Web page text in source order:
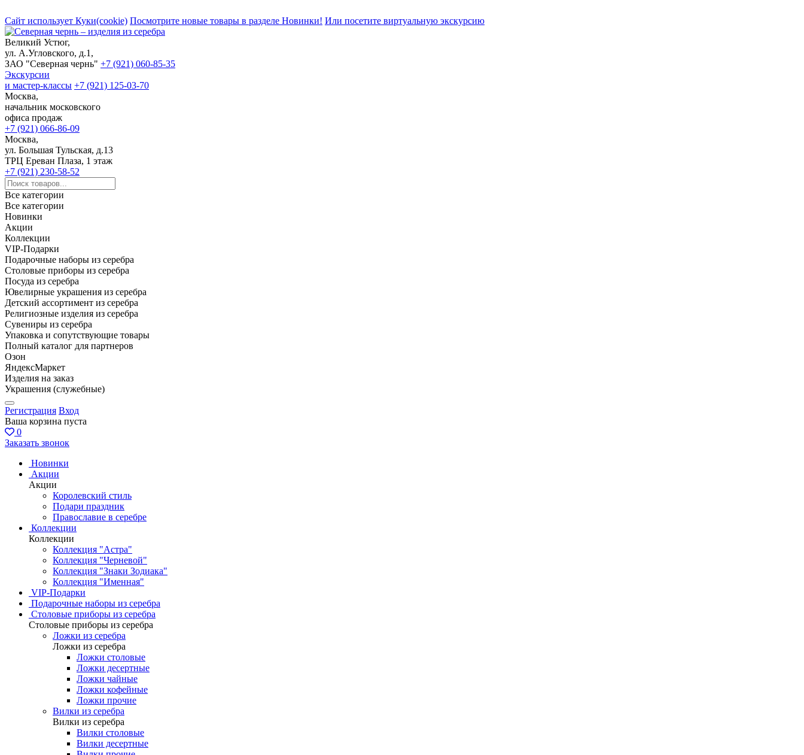
Сайт использует Куки(cookie) Посмотрите новые товары в разделе Новинки! Или посетите виртуальную экскурсию
Великий Устюг,
ул. А.Угловского, д.1,
ЗАО "Северная чернь" +7 (921) 060-85-35
Экскурсии
и мастер-классы +7 (921) 125-03-70
Москва,
начальник московского
офиса продаж
+7 (921) 066-86-09
Москва,
ул. Большая Тульская, д.13
ТРЦ Ереван Плаза, 1 этаж
+7 (921) 230-58-52
Все категории
Все категории
Новинки
Акции
Коллекции
VIP-Подарки
Подарочные наборы из серебра
Столовые приборы из серебра
Посуда из серебра
Ювелирные украшения из серебра
Детский ассортимент из серебра
Религиозные изделия из серебра
Сувениры из серебра
Упаковка и сопутствующие товары
Полный каталог для партнеров
Озон
ЯндексМаркет
Изделия на заказ
Украшения (служебные)
Регистрация Вход
Ваша корзина пуста
0
Заказать звонок
Новинки
Акции
Акции
Королевский стиль
Подари праздник
Православие в серебре
Коллекции
Коллекции
Коллекция "Астра"
Коллекция "Черневой"
Коллекция "Знаки Зодиака"
Коллекция "Именная"
VIP-Подарки
Подарочные наборы из серебра
Столовые приборы из серебра
Столовые приборы из серебра
Ложки из серебра
Ложки из серебра
Ложки столовые
Ложки десертные
Ложки чайные
Ложки кофейные
Ложки прочие
Вилки из серебра
Вилки из серебра
Вилки столовые
Вилки десертные